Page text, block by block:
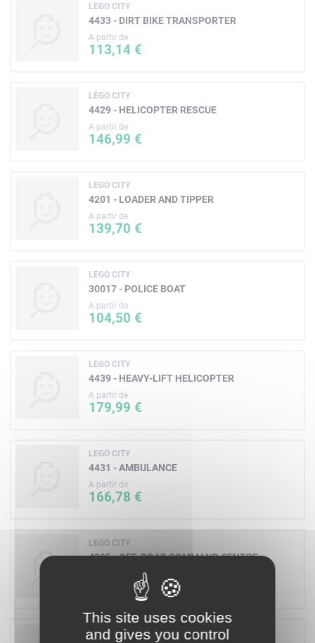
LEGO CITY
4433 - DIRT BIKE TRANSPORTER
A partir de
113,14 €
LEGO CITY
4429 - HELICOPTER RESCUE
A partir de
146,99 €
LEGO CITY
4201 - LOADER AND TIPPER
A partir de
139,70 €
LEGO CITY
30017 - POLICE BOAT
A partir de
104,50 €
LEGO CITY
4439 - HEAVY-LIFT HELICOPTER
A partir de
179,99 €
LEGO CITY
4431 - AMBULANCE
A partir de
166,78 €
LEGO CITY
4205 - OFF-ROAD COMMAND CENTRE
123,71 €
LEGO CITY
This site uses cookies
and gives you control